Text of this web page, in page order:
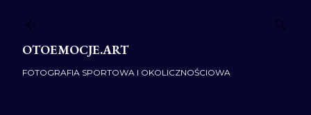
OTOEMOCJE.ART
FOTOGRAFIA SPORTOWA I OKOLICZNOŚCIOWA